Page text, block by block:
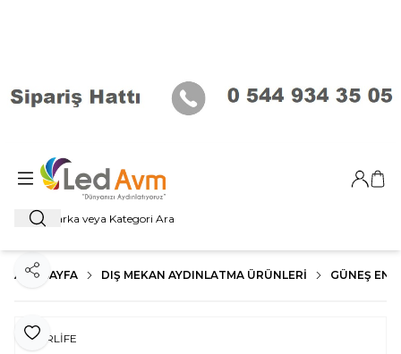
Ara
Giriş
ANA SAYFA DIŞ MEKAN AYDINLATMA ÜRÜNLERI GÜNEŞ
Favoriye Ekle
Paylaş
FORLİFE